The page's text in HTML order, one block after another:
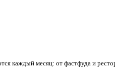
каждый месяц: от фастфуда и